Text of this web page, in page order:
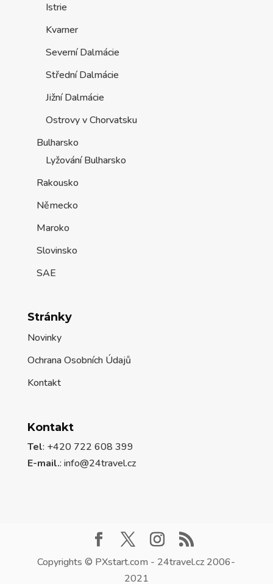
Istrie
Kvarner
Severní Dalmácie
Střední Dalmácie
Jižní Dalmácie
Ostrovy v Chorvatsku
Bulharsko
Lyžování Bulharsko
Rakousko
Německo
Maroko
Slovinsko
SAE
Stránky
Novinky
Ochrana Osobních Údajů
Kontakt
Kontakt
Tel: +420 722 608 399
E-mail.: info@24travel.cz
Copyrights © PXstart.com - 24travel.cz 2006-
2021